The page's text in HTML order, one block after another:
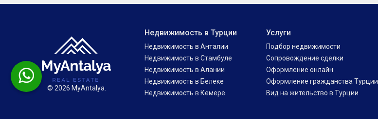
© 2026 MyAntalya.
Недвижимость в Турции
Недвижимость в Анталии
Недвижимость в Стамбуле
Недвижимость в Алании
Недвижимость в Белеке
Недвижимость в Кемере
Услуги
Подбор недвижимости
Сопровождение сделки
Оформление онлайн
Оформление гражданства Турции
Вид на жительство в Турции